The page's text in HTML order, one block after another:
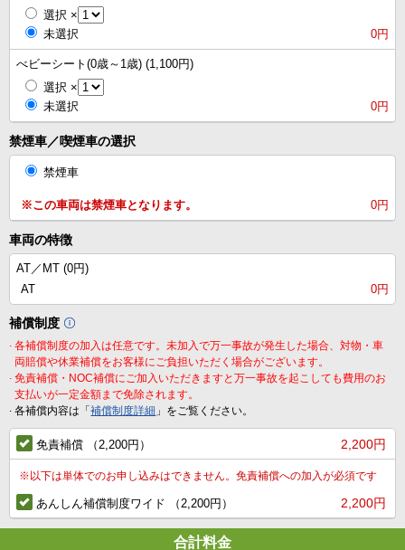
選択 ×
未選択
0円
べビーシート(0歳～1歳) (1,100円)
選択 ×
未選択
0円
禁煙車／喫煙車の選択
禁煙車
※この車両は禁煙車となります。 0円
車両の特徴
AT／MT (0円)
AT
0円
補償制度
各補償制度の加入は任意です。未加入で万一事故が発生した場合、対物・車
両賠償や休業補償をお客様にご負担いただく場合がございます。
免責補償・NOC補償にご加入いただきますと万一事故を起こしても費用のお
支払いが一定金額まで免除されます。
各補償内容は「補償制度詳細 」をご覧ください。
免責補償 （2,200円） 2,200円
※以下は単体でのお申し込みはできません。免責補償への加入が必須です
あんしん補償制度ワイド （2,200円） 2,200円
合計料金